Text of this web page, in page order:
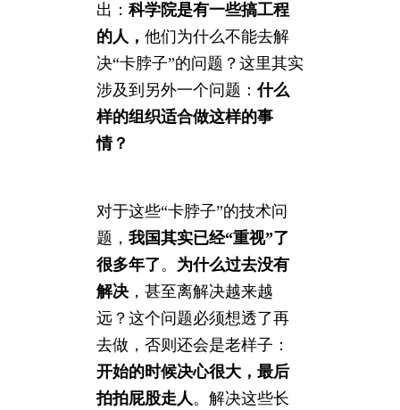
出： 科学院是有一些搞工程
的人， 他们为什么不能去解
决“卡脖子”的问题？这里其实
涉及到另外一个问题：什么
样的组织适合做这样的事
情？
对于这些“卡脖子”的技术问
题， 我国其实已经“重视”了
很多年了。 为什么过去没有
解决 ，甚至离解决越来越
远？这个问题必须想透了再
去做，否则还会是老样子：
开始的时候决心很大，最后
拍拍屁股走人。解决这些长